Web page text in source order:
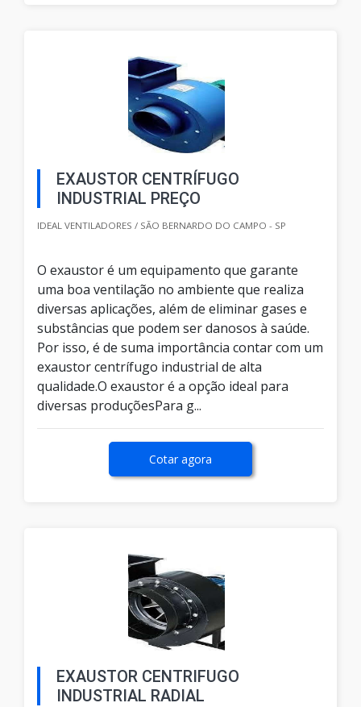
EXAUSTOR CENTRÍFUGO
INDUSTRIAL PREÇO
IDEAL VENTILADORES / SÃO BERNARDO DO CAMPO - SP
O exaustor é um equipamento que garante
uma boa ventilação no ambiente que realiza
diversas aplicações, além de eliminar gases e
substâncias que podem ser danosos à saúde.
Por isso, é de suma importância contar com um
exaustor centrífugo industrial de alta
qualidade.O exaustor é a opção ideal para
diversas produçõesPara g...
Cotar agora
EXAUSTOR CENTRIFUGO
INDUSTRIAL RADIAL